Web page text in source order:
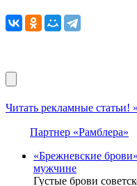
Читать рекламные статьи! »
Партнер «Рамблера»
«Брежневские
мужчине
Густые брови